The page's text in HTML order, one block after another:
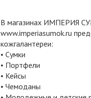
В магазинах ИМПЕРИЯ
www.imperiasumok.ru
кожгалантереи:
• Сумки
• Портфели
• Кейсы
• Чемоданы